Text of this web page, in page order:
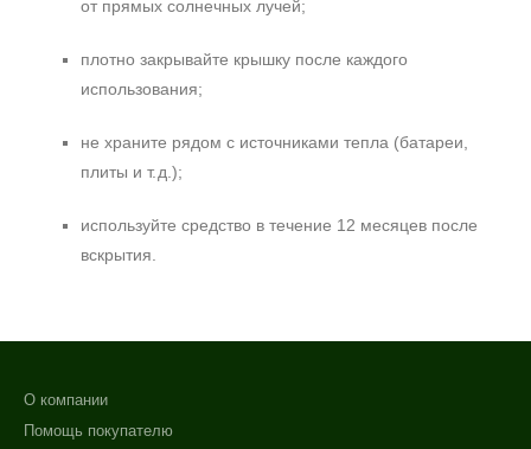
от прямых солнечных лучей;
плотно закрывайте крышку после каждого
использования;
не храните рядом с источниками тепла (батареи,
плиты и т. д.);
используйте средство в течение 12 месяцев после
вскрытия.
О компании
Помощь покупателю